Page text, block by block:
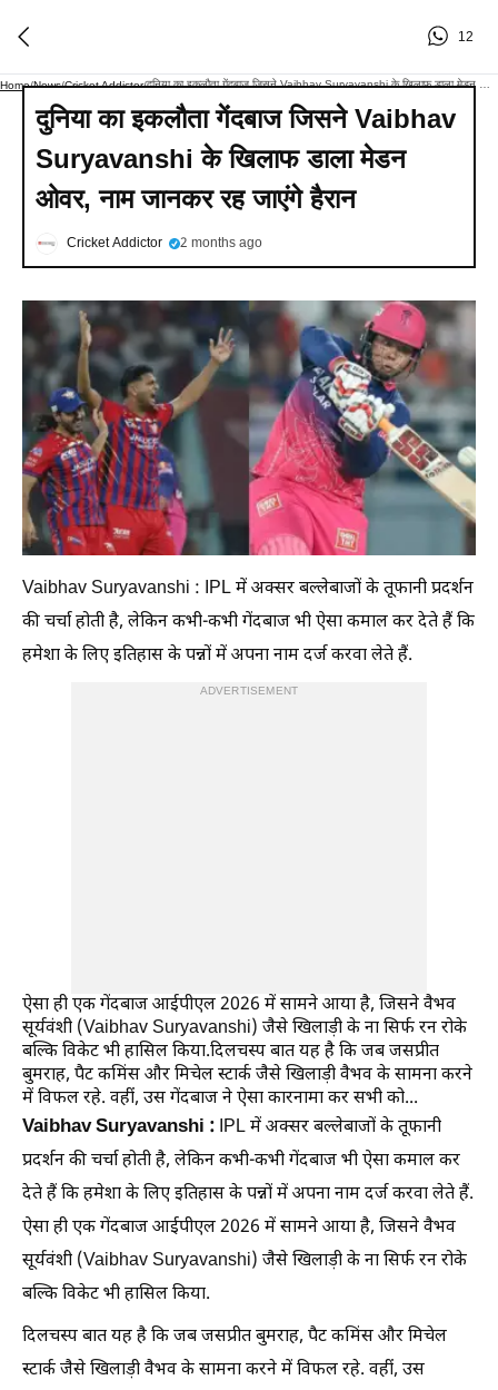
12
Home/News/Cricket Addictor/
दुनिया का इकलौता गेंदबाज जिसने Vaibhav
Suryavanshi के खिलाफ डाला मेडन
ओवर, नाम जानकर रह जाएंगे हैरान
Cricket Addictor 2 months ago
Vaibhav Suryavanshi : IPL में अक्सर बल्लेबाजों के तूफानी प्रदर्शन
की चर्चा होती है, लेकिन कभी-कभी गेंदबाज भी ऐसा कमाल कर देते हैं कि
हमेशा के लिए इतिहास के पन्नों में अपना नाम दर्ज करवा लेते हैं.
ADVERTISEMENT
ऐसा ही एक गेंदबाज आईपीएल 2026 में सामने आया है, जिसने वैभव
सूर्यवंशी (Vaibhav Suryavanshi) जैसे खिलाड़ी के ना सिर्फ रन रोके
बल्कि विकेट भी हासिल किया.दिलचस्प बात यह है कि जब जसप्रीत
बुमराह, पैट कमिंस और मिचेल स्टार्क जैसे खिलाड़ी वैभव के सामना करने
में विफल रहे. वहीं, उस गेंदबाज ने ऐसा कारनामा कर सभी को...
Vaibhav Suryavanshi : IPL में अक्सर बल्लेबाजों के तूफानी
प्रदर्शन की चर्चा होती है, लेकिन कभी-कभी गेंदबाज भी ऐसा कमाल कर
देते हैं कि हमेशा के लिए इतिहास के पन्नों में अपना नाम दर्ज करवा लेते हैं.
ऐसा ही एक गेंदबाज आईपीएल 2026 में सामने आया है, जिसने वैभव
सूर्यवंशी (Vaibhav Suryavanshi) जैसे खिलाड़ी के ना सिर्फ रन रोके
बल्कि विकेट भी हासिल किया.
दिलचस्प बात यह है कि जब जसप्रीत बुमराह, पैट कमिंस और मिचेल
स्टार्क जैसे खिलाड़ी वैभव के सामना करने में विफल रहे. वहीं, उस